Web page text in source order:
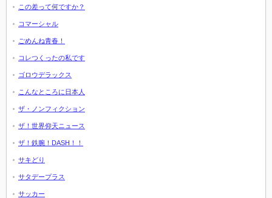
この差って何ですか？
コマーシャル
ごめんね青春！
コレつくったの私です
ゴロウデラックス
こんなところに日本人
ザ・ノンフィクション
ザ！世界仰天ニュース
ザ！鉄腕！DASH！！
サキどり
サタデープラス
サッカー